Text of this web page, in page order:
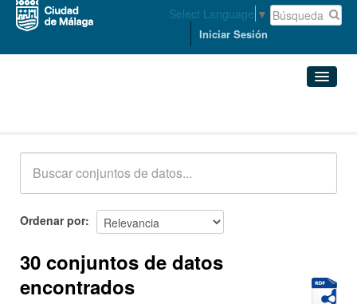
Select Language ▼
Iniciar Sesión
Acerca de
Ordenar por
30 conjuntos de datos
encontrados